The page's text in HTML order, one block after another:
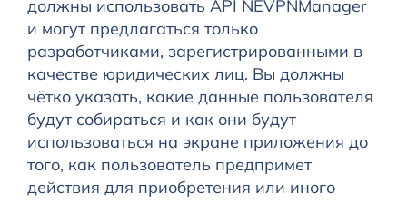
должны использовать API NEVPNManager
и могут предлагаться только
разработчиками, зарегистрированными в
качестве юридических лиц. Вы должны
чётко указать, какие данные пользователя
будут собираться и как они будут
использоваться на экране приложения до
того, как пользователь предпримет
действия для приобретения или иного